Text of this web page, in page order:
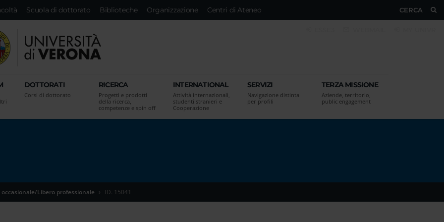
CERCA
Scuola di dottorato Biblioteche Organizzazione Centri di Ateneo
DOTTORATI
Corsi di dottorato
RICERCA
Progetti e prodotti
della ricerca,
competenze e spin off
INTERNATIONAL
Attività internazionali,
studenti stranieri e
Cooperazione
SERVIZI
Navigazione distinta
per profili
TERZA MISSIONE
Aziende, territorio,
public engagement
Libero professionale ID. 15041